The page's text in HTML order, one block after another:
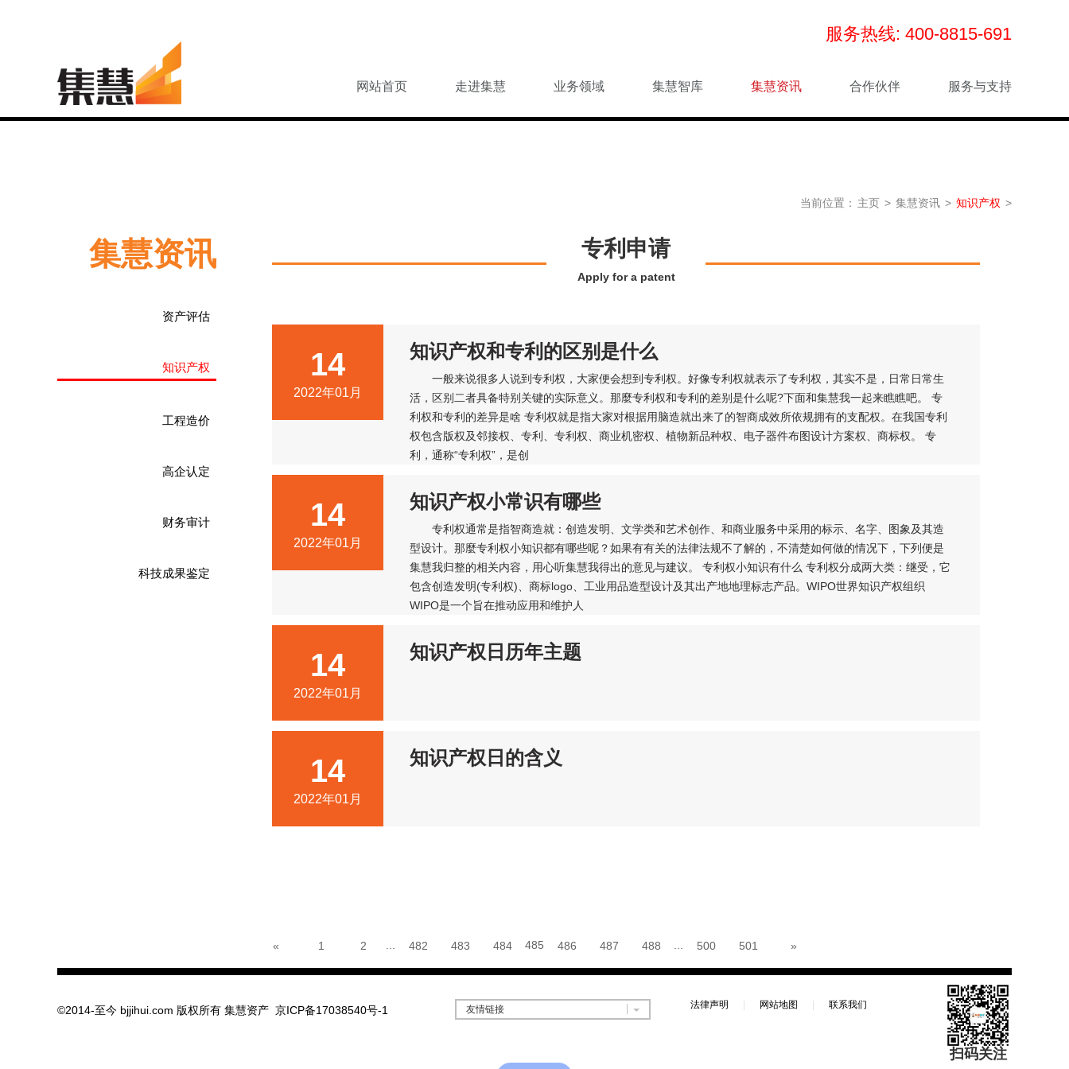
服务热线: 400-8815-691
网站首页 走进集慧 业务领域 集慧智库 集慧资讯 合作伙伴 服务与支持
当前位置： 主页 > 集慧资讯 > 知识产权 >
集慧资讯
资产评估
知识产权
工程造价
高企认定
财务审计
科技成果鉴定
专利申请
Apply for a patent
14
2022年01月
知识产权和专利的区别是什么
一般来说很多人说到专利权，大家便会想到专利权。好像专利权就表示了专利权，其实不是，日常日常生
活，区别二者具备特别关键的实际意义。那麼专利权和专利的差别是什么呢?下面和集慧我一起来瞧瞧吧。 专
利权和专利的差异是啥 专利权就是指大家对根据用脑造就出来了的智商成效所依规拥有的支配权。在我国专利
权包含版权及邻接权、专利、专利权、商业机密权、植物新品种权、电子器件布图设计方案权、商标权。 专
利，通称“专利权”，是创
14
2022年01月
知识产权小常识有哪些
专利权通常是指智商造就：创造发明、文学类和艺术创作、和商业服务中采用的标示、名字、图象及其造
型设计。那麼专利权小知识都有哪些呢？如果有有关的法律法规不了解的，不清楚如何做的情况下，下列便是
集慧我归整的相关内容，用心听集慧我得出的意见与建议。 专利权小知识有什么 专利权分成两大类：继受，它
包含创造发明(专利权)、商标logo、工业用品造型设计及其出产地地理标志产品。WIPO世界知识产权组织
WIPO是一个旨在推动应用和维护人
14
2022年01月
知识产权日历年主题
14
2022年01月
知识产权日的含义
« 1 2 482 483 484 485 486 487 488 500 501 »
©2014-至今 bjjihui.com 版权所有 集慧资产 京ICP备17038540号-1 友情链接 法律声明 | 网站地图 | 联系我们
扫码关注